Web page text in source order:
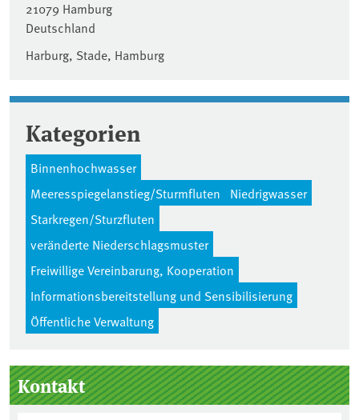
21079 Hamburg
Deutschland
Harburg, Stade, Hamburg
Kategorien
Binnenhochwasser
Meeresspiegelanstieg/Sturmfluten
Niedrigwasser
Starkregen/Sturzfluten
veränderte Niederschlagsmuster
Freiwillige Vereinbarung, Kooperation
Informationsbereitstellung und Sensibilisierung
Öffentliche Verwaltung
Seitenleiste
Kontakt